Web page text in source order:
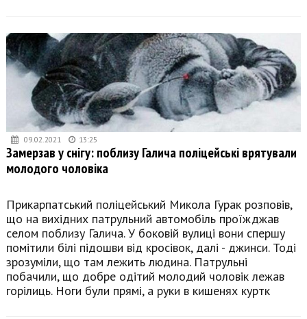
09.02.2021 13:25
Замерзав у снігу: поблизу Галича поліцейські врятували
молодого чоловіка
Прикарпатський поліцейський Микола Гурак розповів,
що на вихідних патрульний автомобіль проїжджав
селом поблизу Галича. У боковій вулиці вони спершу
помітили білі підошви від кросівок, далі - джинси. Тоді
зрозуміли, що там лежить людина. Патрульні
побачили, що добре одітий молодий чоловік лежав
горілиць. Ноги були прямі, а руки в кишенях куртк